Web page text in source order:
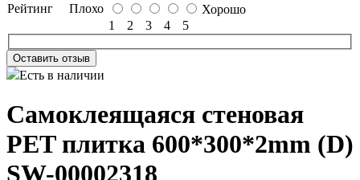
Рейтинг Плохо
Хорошо
1
2 3 4 5
Оставить отзыв
Есть в наличии
Самоклеящаяся стеновая
PET плитка 600*300*2mm (D)
SW-00002318